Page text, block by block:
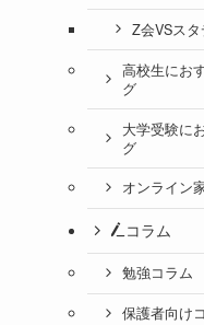
Z会VSス
高校生にお
グ
大学受験に
グ
オンライン
コラム
勉強コラム
保護者向け